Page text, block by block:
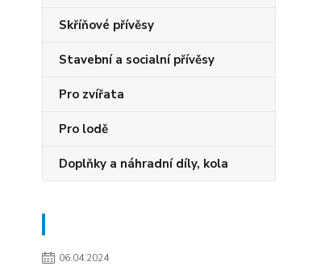
Skříňové přívěsy
Stavební a socialní přívěsy
Pro zvířata
Pro lodě
Doplňky a náhradní díly, kola
06.04.2024